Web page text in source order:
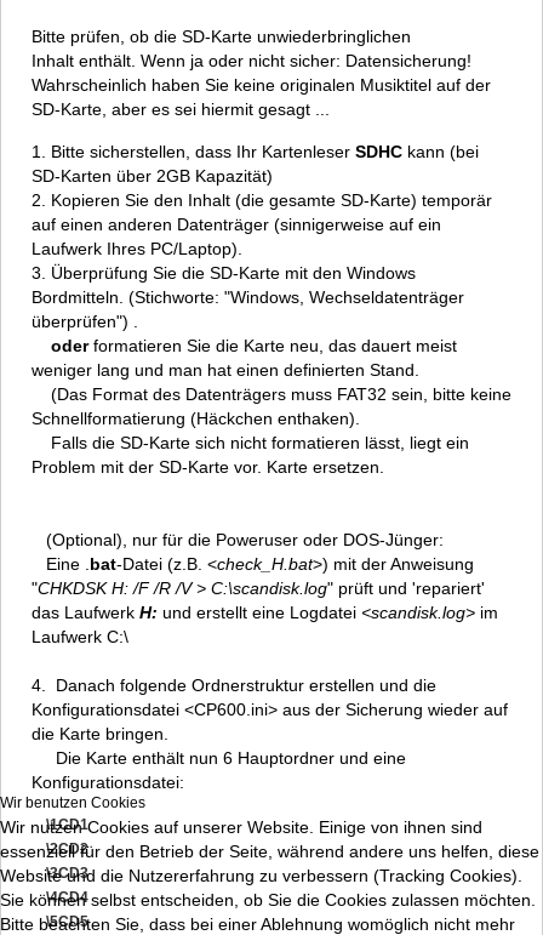
Bitte prüfen, ob die SD-Karte unwiederbringlichen
Inhalt enthält. Wenn ja oder nicht sicher: Datensicherung!
Wahrscheinlich haben Sie keine originalen Musiktitel auf der
SD-Karte, aber es sei hiermit gesagt ...
1. Bitte sicherstellen, dass Ihr Kartenleser SDHC kann (bei
SD-Karten über 2GB Kapazität)
2. Kopieren Sie den Inhalt (die gesamte SD-Karte) temporär
auf einen anderen Datenträger (sinnigerweise auf ein
Laufwerk Ihres PC/Laptop).
3. Überprüfung Sie die SD-Karte mit den Windows
Bordmitteln. (Stichworte: "Windows, Wechseldatenträger
überprüfen") .
oderformatieren Sie die Karte neu, das dauert meist
weniger lang und man hat einen definierten Stand.
(Das Format des Datenträgers muss FAT32 sein, bitte keine
Schnellformatierung (Häckchen enthaken).
Falls die SD-Karte sich nicht formatieren lässt, liegt ein
Problem mit der SD-Karte vor. Karte ersetzen.
(Optional), nur für die Poweruser oder DOS-Jünger:
Eine .bat-Datei (z.B. <check_H.bat>) mit der Anweisung
"CHKDSK H: /F /R /V > C:\scandisk.log" prüft und 'repariert'
das Laufwerk H: und erstellt eine Logdatei <scandisk.log> im
Laufwerk C:\
4. Danach folgende Ordnerstruktur erstellen und die
Konfigurationsdatei <CP600.ini> aus der Sicherung wieder auf
die Karte bringen.
Die Karte enthält nun 6 Hauptordner und eine
Konfigurationsdatei:
\1CD1
\2CD2
\3CD3
\4CD4
\5CD5
Wir benutzen Cookies
Wir nutzen Cookies auf unserer Website. Einige von ihnen sind
essenziell für den Betrieb der Seite, während andere uns helfen, diese
Website und die Nutzererfahrung zu verbessern (Tracking Cookies).
Sie können selbst entscheiden, ob Sie die Cookies zulassen möchten.
Bitte beachten Sie, dass bei einer Ablehnung womöglich nicht mehr